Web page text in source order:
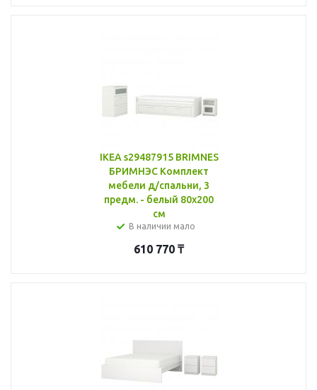
IKEA s29487915 BRIMNES
БРИМНЭС Комплект
мебели д/спальни, 3
предм. - белый 80x200
см
В наличии мало
610 770 ₸